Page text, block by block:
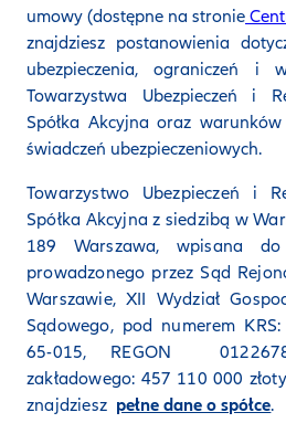
umowy (dostępne na stronie
znajdziesz postanowienia
ubezpieczenia, ograniczeń i
Towarzystwa Ubezpieczeń i
Spółka Akcyjna oraz
świadczeń ubezpieczeniowych.
Towarzystwo Ubezpieczeń i
Spółka Akcyjna z siedzibą w
189 Warszawa, wpisana do
prowadzonego przez Sąd
Warszawie, XII Wydział
Sądowego, pod numerem
65-015, REGON
zakładowego: 457 110 000
znajdziesz pełne dane o spółce.